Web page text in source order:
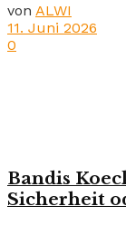
von ALWI
11. Juni 2026
0
Bandis
Sicherheit